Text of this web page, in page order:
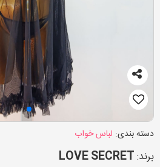
دسته بندی: لباس خواب
برند:LOVE SECRET